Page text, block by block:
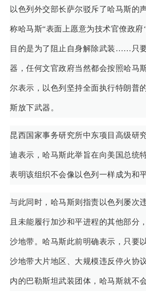
以色列外交部长萨尔驳斥了哈马斯的
称哈马斯“表面上愿意为技术官僚政府
目的是为了阻止自身解除武装……只
器，任何文官政府当然都会按照哈马
尔表示，以色列坚持全面执行特朗普
斯放下武器。
昆西国家事务研究所中东项目高级研
迪表示，哈马斯此举旨在向美国总统
表明该组织不会像以色列一样成为和
与此同时，哈马斯则指责以色列屡次
且未能履行加沙和平进程的其他部分
沙地带。哈马斯此前明确表示，只要
沙地带大片地区、大规模违反停火协
内的巴勒斯坦武装团体，哈马斯就不